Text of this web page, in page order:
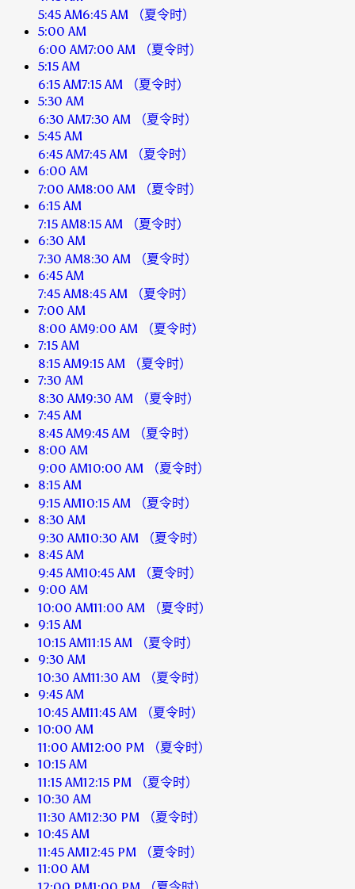
5:45 AM6:45 AM
（夏令时）
5:00 AM
6:00 AM7:00 AM
（夏令时）
5:15 AM
6:15 AM7:15 AM
（夏令时）
5:30 AM
6:30 AM7:30 AM
（夏令时）
5:45 AM
6:45 AM7:45 AM
（夏令时）
6:00 AM
7:00 AM8:00 AM
（夏令时）
6:15 AM
7:15 AM8:15 AM
（夏令时）
6:30 AM
7:30 AM8:30 AM
（夏令时）
6:45 AM
7:45 AM8:45 AM
（夏令时）
7:00 AM
8:00 AM9:00 AM
（夏令时）
7:15 AM
8:15 AM9:15 AM
（夏令时）
7:30 AM
8:30 AM9:30 AM
（夏令时）
7:45 AM
8:45 AM9:45 AM
（夏令时）
8:00 AM
9:00 AM10:00 AM
（夏令时）
8:15 AM
9:15 AM10:15 AM
（夏令时）
8:30 AM
9:30 AM10:30 AM
（夏令时）
8:45 AM
9:45 AM10:45 AM
（夏令时）
9:00 AM
10:00 AM11:00 AM
（夏令时）
9:15 AM
10:15 AM11:15 AM
（夏令时）
9:30 AM
10:30 AM11:30 AM
（夏令时）
9:45 AM
10:45 AM11:45 AM
（夏令时）
10:00 AM
11:00 AM12:00 PM
（夏令时）
10:15 AM
11:15 AM12:15 PM
（夏令时）
10:30 AM
11:30 AM12:30 PM
（夏令时）
10:45 AM
11:45 AM12:45 PM
（夏令时）
11:00 AM